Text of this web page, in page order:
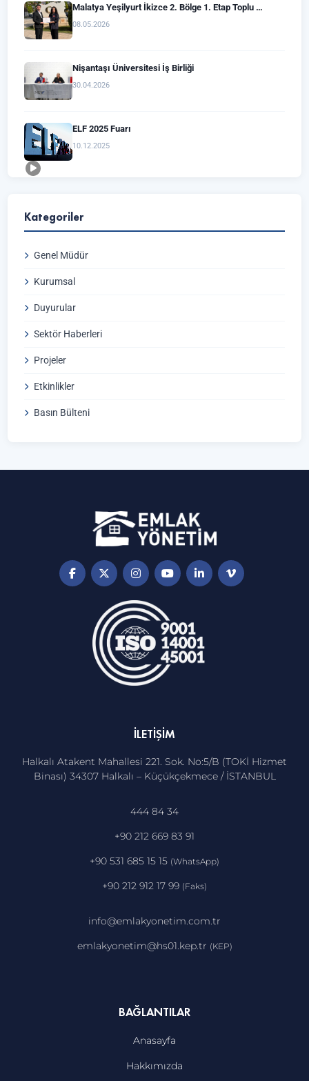
Malatya Yeşilyurt İkizce 2. Bölge 1. Etap Toplu …
08.05.2026
Nişantaşı Üniversitesi İş Birliği
30.04.2026
ELF 2025 Fuarı
10.12.2025
Kategoriler
Genel Müdür
Kurumsal
Duyurular
Sektör Haberleri
Projeler
Etkinlikler
Basın Bülteni
İLETIŞIM
Halkalı Atakent Mahallesi 221. Sok. No:5/B (TOKİ Hizmet
Binası) 34307 Halkalı – Küçükçekmece / İSTANBUL
444 84 34
+90 212 669 83 91
+90 531 685 15 15 (WhatsApp)
+90 212 912 17 99 (Faks)
info@emlakyonetim.com.tr
emlakyonetim@hs01.kep.tr (KEP)
BAĞLANTILAR
Anasayfa
Hakkımızda